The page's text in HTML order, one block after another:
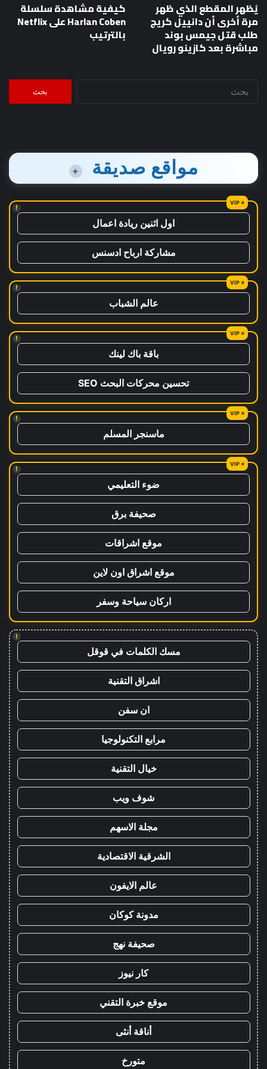
يُظهر المقطع الذي ظهر
مرة أخرى أن دانييل كريج
طلب قتل جيمس بوند
مباشرة بعد كازينو رويال
كيفية مشاهدة سلسلة
Harlan Coben على Netflix
بالترتيب
مواقع صديقة +
!
اول اثنين ريادة اعمال
مشاركة ارباح ادسنس
!
عالم الشباب
!
باقة باك لينك
تحسين محركات البحث SEO
!
ماسنجر المسلم
!
ضوء التعليمي
صحيفة برق
موقع اشراقات
موقع اشراق اون لاين
اركان سياحة وسفر
!
مسك الكلمات في قوقل
اشراق التقنية
ان سفن
مرابع التكنولوجيا
خيال التقنية
شوف ويب
مجلة الاسهم
الشرقية الاقتصادية
عالم الايفون
مدونة كوكان
صحيفة نهج
كار نيوز
موقع خبرة التقني
أناقة أنثى
متورخ